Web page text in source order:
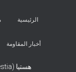
الرئيسية
أخبار المقاومة
هستيا (Hestia) | تّم التطوير بواسطة